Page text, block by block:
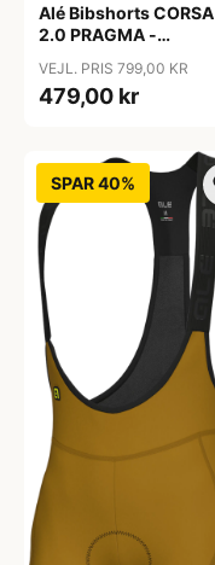
Alé Bibshorts CORSA
2.0 PRAGMA -
VEJL. PRIS 799,00 KR
479,00 kr
SPAR 40%